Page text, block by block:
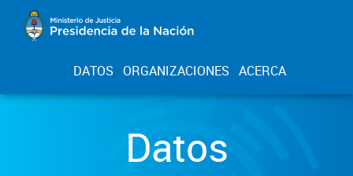
DATOS ORGANIZACIONES ACERCA
Datos